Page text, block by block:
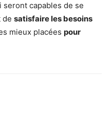
capables de se
de satisfaire les besoins
mieux placées pour